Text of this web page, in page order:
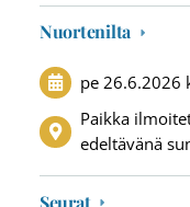
Nuortenilta
pe 26.6.2026
Paikka
edeltävänä
Seurat